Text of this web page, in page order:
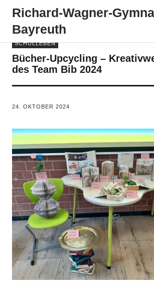
Richard-​​Wagner-​​
Bayreuth
SCHULLEBEN
Bücher-Upcycling –
des Team Bib 2024
24. OKTOBER 2024